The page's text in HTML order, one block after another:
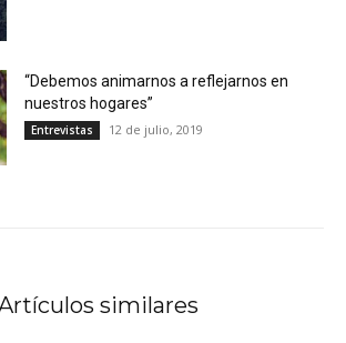
“Debemos animarnos a reflejarnos en
nuestros hogares”
Entrevistas 12 de julio, 2019
similares